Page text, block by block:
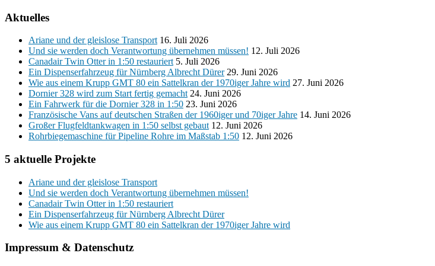
Aktuelles
Ariane und der gleislose Transport 16. Juli 2026
Und sie werden doch Verantwortung übernehmen müssen! 12. Juli 2026
Canadair Twin Otter in 1:50 restauriert 5. Juli 2026
Ein Dispenserfahrzeug für Nürnberg Albrecht Dürer 29. Juni 2026
Wie aus einem Krupp GMT 80 ein Sattelkran der 1970iger Jahre wird 27. Juni 2026
Dornier 328 wird zum Start fertig gemacht 24. Juni 2026
Ein Fahrwerk für die Dornier 328 in 1:50 23. Juni 2026
Französische Vans auf deutschen Straßen der 1960iger und 70iger Jahre 14. Juni 2026
Großer Flugfeldtankwagen in 1:50 selbst gebaut 12. Juni 2026
Rohrbiegemaschine für Pipeline Rohre im Maßstab 1:50 12. Juni 2026
5 aktuelle Projekte
Ariane und der gleislose Transport
Und sie werden doch Verantwortung übernehmen müssen!
Canadair Twin Otter in 1:50 restauriert
Ein Dispenserfahrzeug für Nürnberg Albrecht Dürer
Wie aus einem Krupp GMT 80 ein Sattelkran der 1970iger Jahre wird
Impressum & Datenschutz